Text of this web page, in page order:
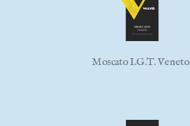
Moscato I.G.T. Veneto